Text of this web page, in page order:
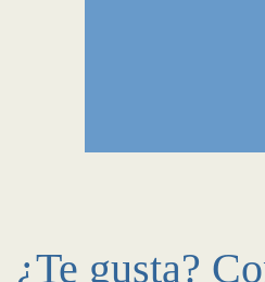
¿Te gusta?